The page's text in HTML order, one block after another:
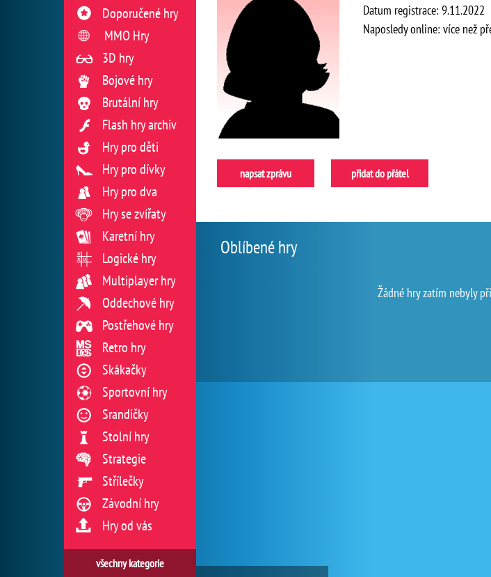
Datum registrace: 9.11.2022
Naposledy online: více než
napsat zprávu přidat do přátel
Oblíbené hry
Žádné hry zatím nebyly
Doporučené hry
MMO Hry
3D hry
Bojové hry
Brutální hry
Flash hry archiv
Hry pro děti
Hry pro dívky
Hry pro dva
Hry se zvířaty
Karetní hry
Logické hry
Multiplayer hry
Oddechové hry
Postřehové hry
Retro hry
Skákačky
Sportovní hry
Srandičky
Stolní hry
Strategie
Střílečky
Závodní hry
Hry od vás
všechny kategorie